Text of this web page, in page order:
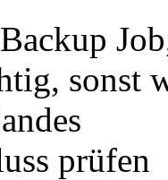
sonst
prüfen